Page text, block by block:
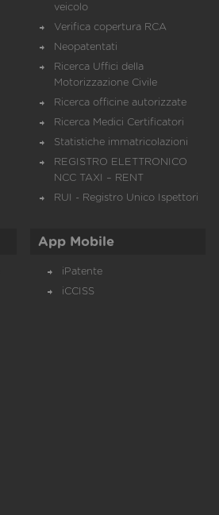
veicolo
Verifica copertura RCA
Neopatentati
Ricerca Uffici della
Motorizzazione Civile
Ricerca officine autorizzate
Ricerca Medici Certificatori
Statistiche immatricolazioni
REGISTRO ELETTRONICO
NCC TAXI – RENT
RUI - Registro Unico Ispettori
App Mobile
iPatente
iCCISS